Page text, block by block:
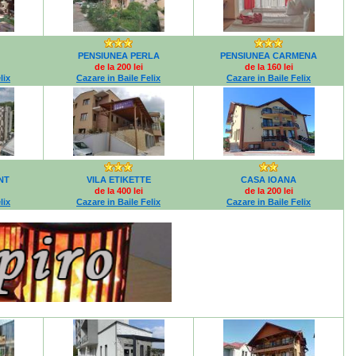
PENSIUNEA PERLA
de la 200 lei
Cazare in Baile Felix
PENSIUNEA CARMENA
de la 160 lei
Cazare in Baile Felix
VILA ETIKETTE
de la 400 lei
Cazare in Baile Felix
CASA IOANA
de la 200 lei
Cazare in Baile Felix